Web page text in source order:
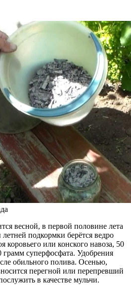
весной, в первой половине лета
подкормки берётся ведро
коровьего или конского навоза, 50
суперфосфата. Удобрения
обильного полива. Осенью,
перегной или перепревший
в качестве мульчи.